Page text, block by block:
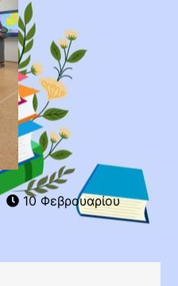
10 Φεβρουαρίου